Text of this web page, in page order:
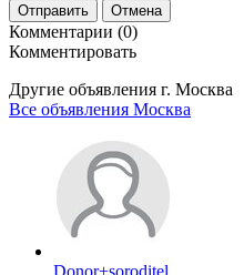
Отправить Отмена
Комментарии (0)
Комментировать
Другие объявления г. Москва
Все объявления Москва
Donor+soroditel